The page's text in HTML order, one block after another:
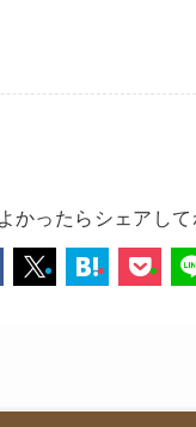
よかったらシェアして